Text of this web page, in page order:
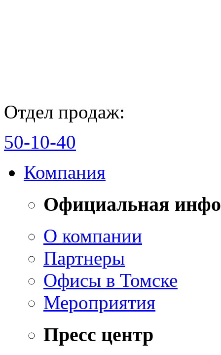
Отдел продаж:
50-10-40
Компания
Официальная
О компании
Партнеры
Офисы в Томске
Мероприятия
Пресс центр